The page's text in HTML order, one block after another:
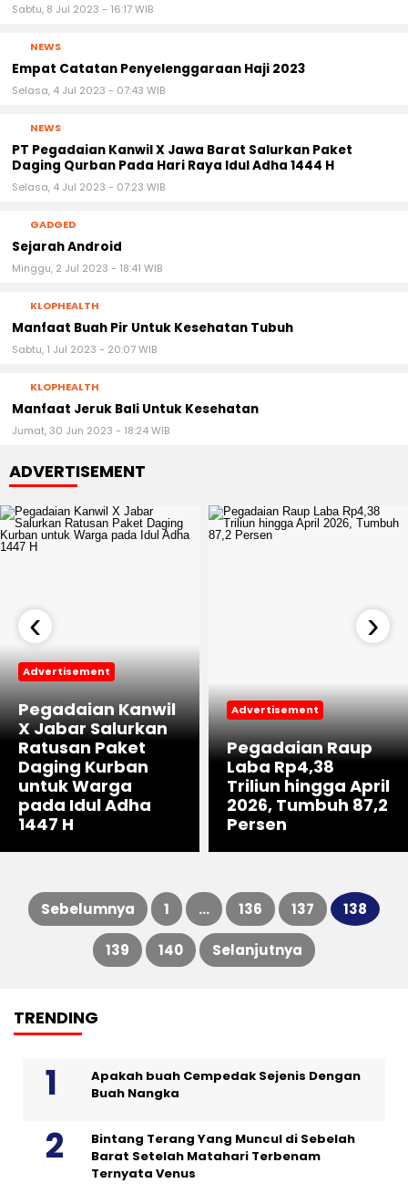
Sabtu, 8 Jul 2023 - 16:17 WIB
NEWS
Empat Catatan Penyelenggaraan Haji 2023
Selasa, 4 Jul 2023 - 07:43 WIB
NEWS
PT Pegadaian Kanwil X Jawa Barat Salurkan Paket
Daging Qurban Pada Hari Raya Idul Adha 1444 H
Selasa, 4 Jul 2023 - 07:23 WIB
GADGED
Sejarah Android
Minggu, 2 Jul 2023 - 18:41 WIB
KLOPHEALTH
Manfaat Buah Pir Untuk Kesehatan Tubuh
Sabtu, 1 Jul 2023 - 20:07 WIB
KLOPHEALTH
Manfaat Jeruk Bali Untuk Kesehatan
Jumat, 30 Jun 2023 - 18:24 WIB
ADVERTISEMENT
Advertisement
Pegadaian Kanwil
X Jabar Salurkan
Ratusan Paket
Daging Kurban
untuk Warga
pada Idul Adha
1447 H
Advertisement
Pegadaian Raup
Laba Rp4,38
Triliun hingga April
2026, Tumbuh 87,2
Persen
‹ ›
Paginasi
Sebelumnya 1 … 136 137 138
139 140 Selanjutnya
TRENDING
Apakah buah Cempedak Sejenis Dengan
Buah Nangka
Bintang Terang Yang Muncul di Sebelah
Barat Setelah Matahari Terbenam
Ternyata Venus